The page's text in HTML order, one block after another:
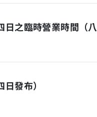
之臨時營業時間（八
發布）